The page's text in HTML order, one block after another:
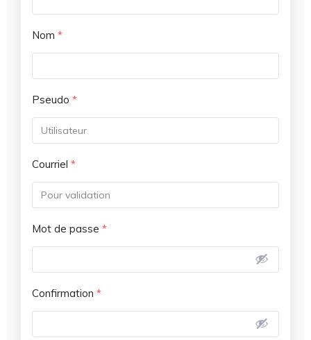
Nom *
Pseudo *
Courriel *
Mot de passe *
Confirmation *